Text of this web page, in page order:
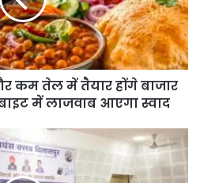
कम तेल में तैयार होंगे बाजार
में लाजवाब आएगा स्वाद